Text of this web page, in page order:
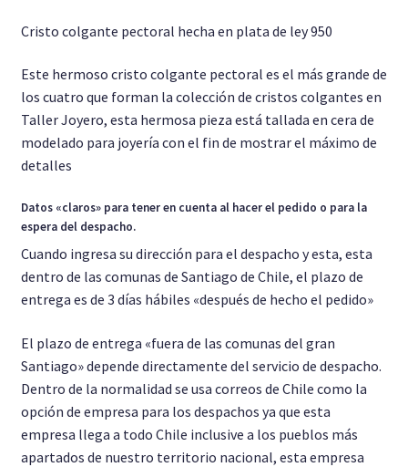
Cristo colgante pectoral hecha en plata de ley 950
Este hermoso cristo colgante pectoral es el más grande de
los cuatro que forman la colección de cristos colgantes en
Taller Joyero, esta hermosa pieza está tallada en cera de
modelado para joyería con el fin de mostrar el máximo de
detalles
Datos «claros» para tener en cuenta al hacer el pedido o para la
espera del despacho.
Cuando ingresa su dirección para el despacho y esta, esta
dentro de las comunas de Santiago de Chile, el plazo de
entrega es de 3 días hábiles «después de hecho el pedido»
El plazo de entrega «fuera de las comunas del gran
Santiago» depende directamente del servicio de despacho.
Dentro de la normalidad se usa correos de Chile como la
opción de empresa para los despachos ya que esta
empresa llega a todo Chile inclusive a los pueblos más
apartados de nuestro territorio nacional, esta empresa